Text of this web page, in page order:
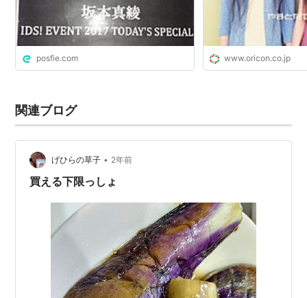
瓶詰妖精（さらら）
魔探偵ロキRAGNAROK（大堂寺繭良）
十兵衛ちゃん2 〜シベリア柳生の逆襲〜（
菜ノ花自
由）
スクールランブル/スクールランブル二学期（沢近愛
理）
IGPX（ファンティーヌ・ヴァルジャン
うえきの法則（ペコル）
ぱにぽにだっしゅ！（上原都）
魔法先生ネギま！/ネギま！？（佐々木まき絵）
まほらば Heartful Days（茶ノ畑珠実）
いぬかみっ！（ようこ）
乙女はお姉さまに恋してる（宮小路瑞穂）
posfie.com www.oricon.co.jp
関連ブログ
げひらの草子 • 2年前
買える下限っしょ